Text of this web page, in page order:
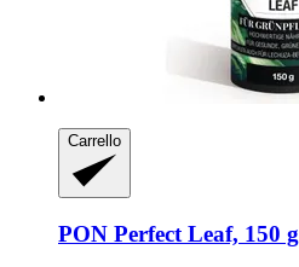
Carrello
PON Perfect Leaf, 150 g